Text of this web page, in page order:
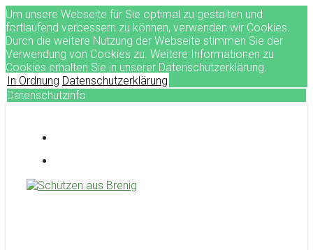
Um unsere Webseite für Sie optimal zu gestalten und
fortlaufend verbessern zu können, verwenden wir Cookies.
Durch die weitere Nutzung der Webseite stimmen Sie der
Verwendung von Cookies zu. Weitere Informationen zu
Cookies erhalten Sie in unserer Datenschutzerklärung.
In Ordnung Datenschutzerklärung
Datenschutzinfo
springen